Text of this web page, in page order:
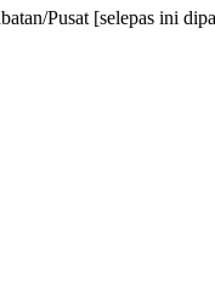
Pusat [selepas ini